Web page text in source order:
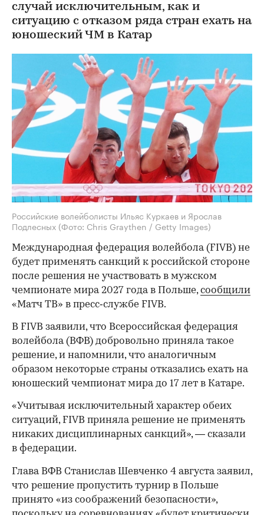
случай исключительным, как и
ситуацию с отказом ряда стран ехать на
юношеский ЧМ в Катар
Российские волейболисты Ильяс Куркаев и Ярослав
Подлесных (Фото: Chris Graythen / Getty Images)
Международная федерация волейбола (FIVB) не
будет применять санкций к российской стороне
после решения не участвовать в мужском
чемпионате мира 2027 года в Польше,сообщили
«Матч ТВ» в пресс‑службе FIVB.
В FIVB заявили, что Всероссийская федерация
волейбола (ВФВ) добровольно приняла такое
решение, и напомнили, что аналогичным
образом некоторые страны отказались ехать на
юношеский чемпионат мира до 17 лет в Катаре.
«Учитывая исключительный характер обеих
ситуаций, FIVB приняла решение не применять
никаких дисциплинарных санкций», — сказали
в федерации.
Глава ВФВ Станислав Шевченко 4 августа заявил,
что решение пропустить турнир в Польше
принято «из соображений безопасности»,